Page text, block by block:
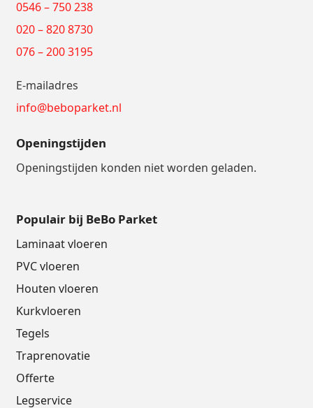
0546 – 750 238
020 – 820 8730
076 – 200 3195
E-mailadres
info@beboparket.nl
Openingstijden
Openingstijden konden niet worden geladen.
Populair bij BeBo Parket
Laminaat vloeren
PVC vloeren
Houten vloeren
Kurkvloeren
Tegels
Traprenovatie
Offerte
Legservice